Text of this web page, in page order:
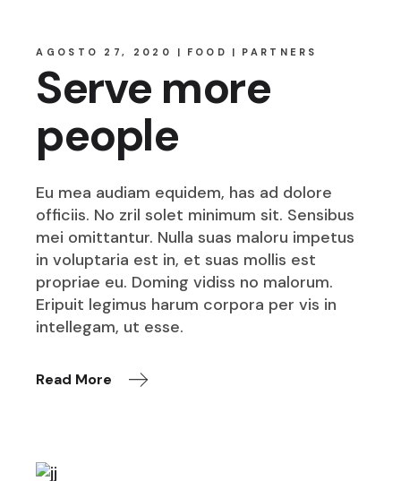
AGOSTO 27, 2020 FOOD PARTNERS
Serve more
people
Eu mea audiam equidem, has ad dolore
officiis. No zril solet minimum sit. Sensibus
mei omittantur. Nulla suas maloru impetus
in voluptaria est in, et suas mollis est
propriae eu. Doming vidiss no malorum.
Eripuit legimus harum corpora per vis in
intellegam, ut esse.
Read More